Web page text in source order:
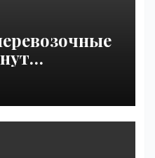
сентября
ли рынок к